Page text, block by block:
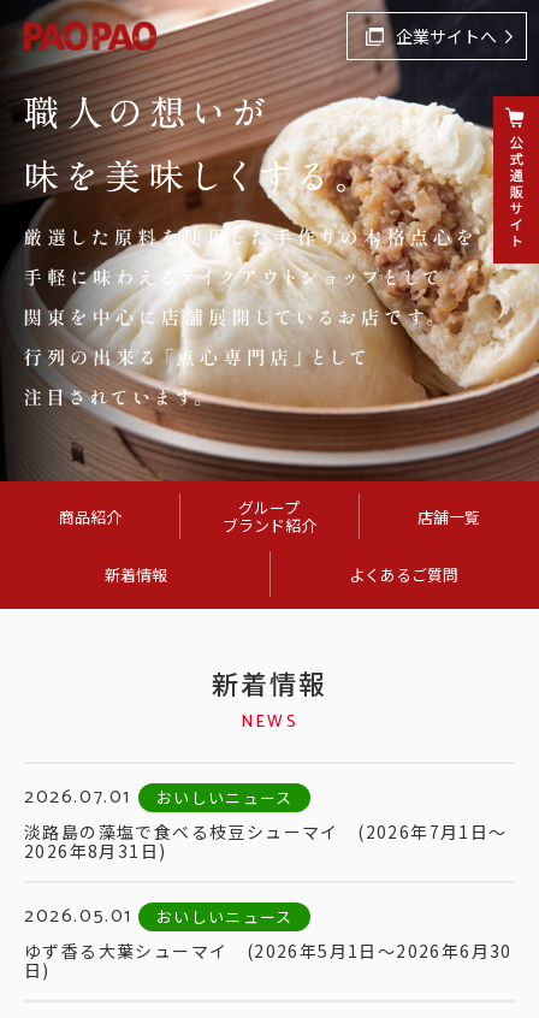
企業サイトへ
商品紹介 グループ
ブランド紹介 店舗一覧
新着情報 よくあるご質問
新着情報
NEWS
2026.07.01 おいしいニュース
淡路島の藻塩で食べる枝豆シューマイ (2026年7月1日～
2026年8月31日)
2026.05.01 おいしいニュース
ゆず香る大葉シューマイ (2026年5月1日～2026年6月30
日)